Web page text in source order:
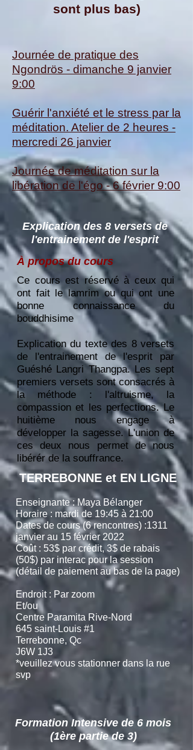
sont plus bas)
Journée de pratique des
Ngondrös - dimanche 9 janvier
9:00
Guérir l'anxiété et le stress par la
méditation. Atelier de 2 heures -
mercredi 26 janvier
Journée de méditation sur la
libération de l'égo - 6 février 9:00
À propos du cours
Ce cours est réservé à ceux qui
ont fait le lamrim ou qui ont une
bonne connaissance du
bouddhisime
Explication du texte des 8 versets
de l'entrainement de l'esprit par
Guéshé Langri Thangpa. Les sept
premiers versets sont consacrés à
la méthode : l'altruisme, la
compassion et les perfections. Le
huitième nous engage à
développer la sagesse. L'union de
ces deux nous permet de nous
libérér de la souffrance.
Explication des 8 versets de
l'entrainement de l'esprit
TERREBONNE et EN LIGNE
Enseignante : Maya Bélanger
Horaire : mardi de 19:45 à 21:00
Dates de cours (6 rencontres) :1311
janvier au 15 février 2022
Coût : 53$ par crédit, 3$ de rabais
(50$) par interac pour la session
(détail de paiement au bas de la page)
Endroit : Par zoom
Et/ou
Centre Paramita Rive-Nord
645 saint-Louis #1
Terrebonne, Qc
J6W 1J3
*veuillez vous stationner dans la rue
svp
Formation Intensive de 6 mois
(1ère partie de 3)